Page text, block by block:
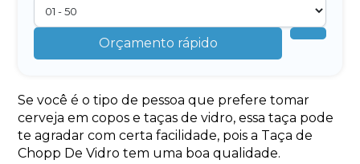
Orçamento rápido
Se você é o tipo de pessoa que prefere tomar
cerveja em copos e taças de vidro, essa taça pode
te agradar com certa facilidade, pois a Taça de
Chopp De Vidro tem uma boa qualidade.